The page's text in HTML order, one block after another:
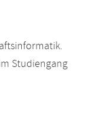
Studiengang